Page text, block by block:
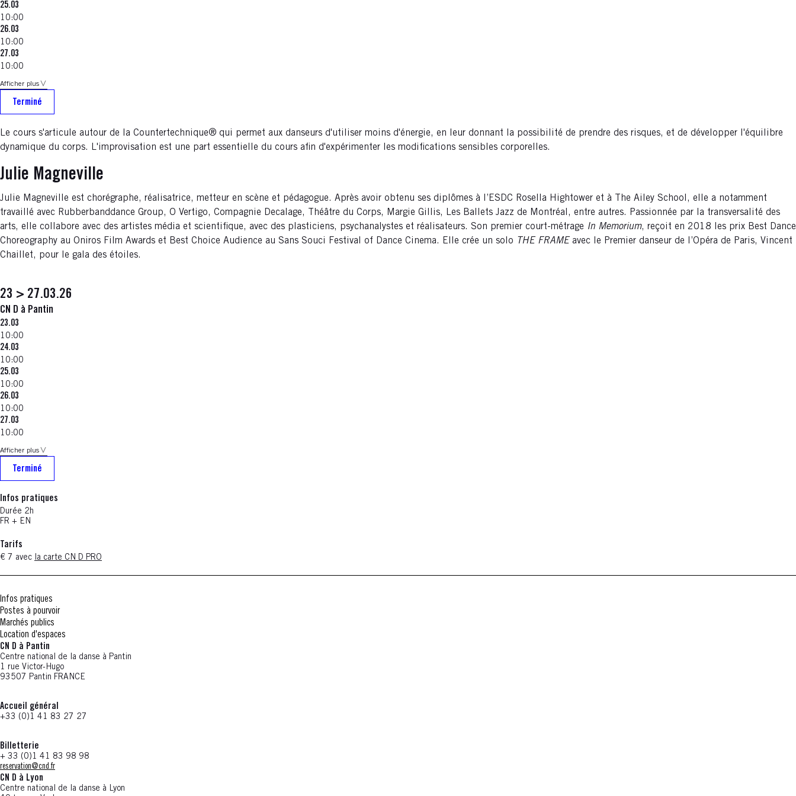
25.03
10:00
26.03
10:00
27.03
10:00
Afficher plus
Terminé
Le cours s'articule autour de la Countertechnique® qui permet aux danseurs d'utiliser moins d'énergie, en leur donnant la possibilité de prendre des risques, et de développer l'équilibre
dynamique du corps. L'improvisation est une part essentielle du cours afin d'expérimenter les modifications sensibles corporelles.
Julie Magneville
Julie Magneville est chorégraphe, réalisatrice, metteur en scène et pédagogue. Après avoir obtenu ses diplômes à l’ESDC Rosella Hightower et à The Ailey School, elle a notamment
travaillé avec Rubberbanddance Group, O Vertigo, Compagnie Decalage, Théâtre du Corps, Margie Gillis, Les Ballets Jazz de Montréal, entre autres. Passionnée par la transversalité des
arts, elle collabore avec des artistes média et scientifique, avec des plasticiens, psychanalystes et réalisateurs. Son premier court-métrage In Memorium, reçoit en 2018 les prix Best Dance
Choreography au Oniros Film Awards et Best Choice Audience au Sans Souci Festival of Dance Cinema. Elle crée un solo
THE FRAME avec le Premier danseur de l’Opéra de Paris, Vincent
Chaillet, pour le gala des étoiles.
23 > 27.03.26
CN D à Pantin
23.03
10:00
24.03
10:00
25.03
10:00
26.03
10:00
27.03
10:00
Afficher plus
Terminé
Infos pratiques
Durée 2h
FR + EN
Tarifs
€ 7 avec la carte CN D PRO
Infos pratiques
Postes à pourvoir
Marchés publics
Location d'espaces
CN D à Pantin
Centre national de la danse à Pantin
1 rue Victor-Hugo
93507 Pantin FRANCE
Accueil général
+33 (0)1 41 83 27 27
Billetterie
+ 33 (0)1 41 83 98 98
reservation@cnd.fr
CN D à Lyon
Centre national de la danse à Lyon